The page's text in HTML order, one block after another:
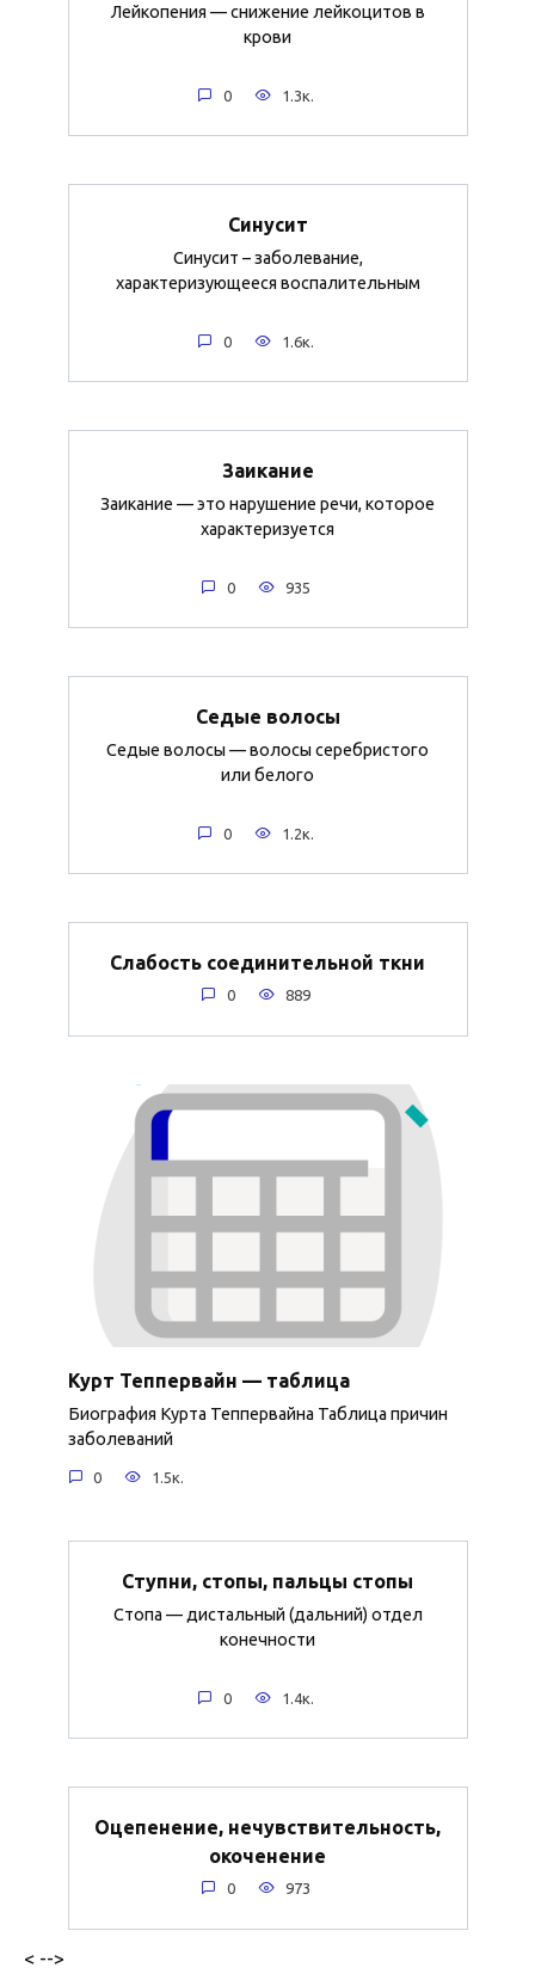
Лейкопения — снижение лейкоцитов в
крови
0 1.3к.
Синусит
Синусит – заболевание,
характеризующееся воспалительным
0 1.6к.
Заикание
Заикание — это нарушение речи, которое
характеризуется
0 935
Седые волосы
Седые волосы — волосы серебристого
или белого
0 1.2к.
Слабость соединительной ткни
0 889
Курт Теппервайн — таблица
Биография Курта Теппервайна Таблица причин
заболеваний
0 1.5к.
Ступни, стопы, пальцы стопы
Стопа — дистальный (дальний) отдел
конечности
0 1.4к.
Оцепенение, нечувствительность,
окоченение
0 973
< -->